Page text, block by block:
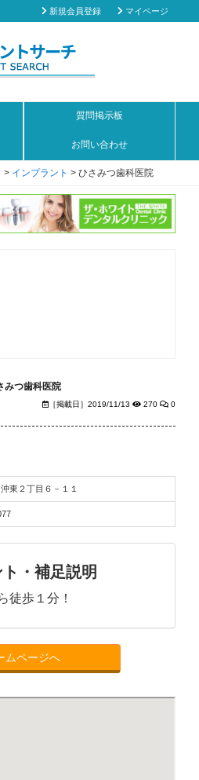
新規会員登録 マイページ
質問掲示板
お問い合わせ
> インプラント > ひさみつ歯科医院
みつ歯科医院
［掲載日］2019/11/13 270 0
東２丁目６－１１
・補足説明
徒歩１分！
ムページへ